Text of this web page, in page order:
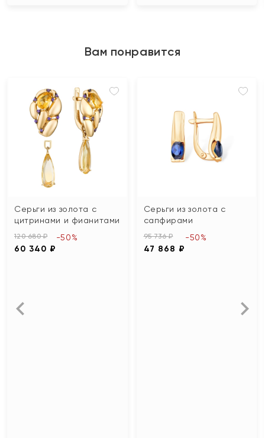
Вам понравится
Серьги из золота с
цитринами и фианитами
120 680 ₽
60 340 ₽
-50%
Серьги из золота с
сапфирами
95 736 ₽
47 868 ₽
-50%